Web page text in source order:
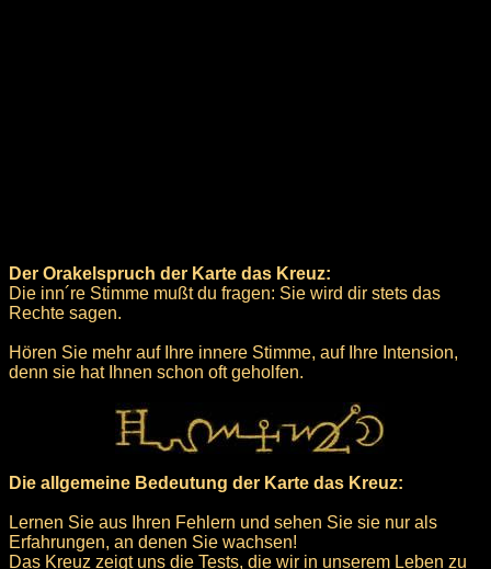
Der Orakelspruch der Karte das Kreuz:
Die inn´re Stimme mußt du fragen: Sie wird dir stets das
Rechte sagen.
Hören Sie mehr auf Ihre innere Stimme, auf Ihre Intension,
denn sie hat Ihnen schon oft geholfen.
Die allgemeine Bedeutung der Karte das Kreuz:
Lernen Sie aus Ihren Fehlern und sehen Sie sie nur als
Erfahrungen, an denen Sie wachsen!
Das Kreuz zeigt uns die Tests, die wir in unserem Leben zu